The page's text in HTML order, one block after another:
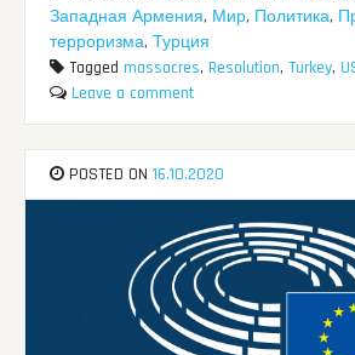
Западная Армения, Мир, Политика,
терроризма,Турция
Tagged massacres, Resolution,Turkey,
Leave a comment
POSTED ON16.10.2020